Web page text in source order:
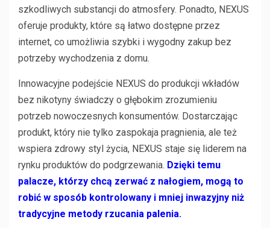
szkodliwych substancji do atmosfery. Ponadto, NEXUS
oferuje produkty, które są łatwo dostępne przez
internet, co umożliwia szybki i wygodny zakup bez
potrzeby wychodzenia z domu.
Innowacyjne podejście NEXUS do produkcji wkładów
bez nikotyny świadczy o głębokim zrozumieniu
potrzeb nowoczesnych konsumentów. Dostarczając
produkt, który nie tylko zaspokaja pragnienia, ale też
wspiera zdrowy styl życia, NEXUS staje się liderem na
rynku produktów do podgrzewania. Dzięki temu
palacze, którzy chcą zerwać z nałogiem, mogą to
robić w sposób kontrolowany i mniej inwazyjny niż
tradycyjne metody rzucania palenia.